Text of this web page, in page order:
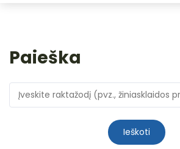
Paieška
Ieškoti